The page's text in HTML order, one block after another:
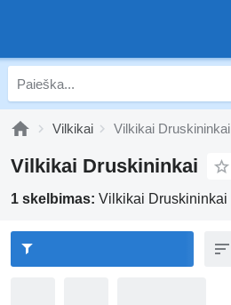
Vilkikai Vilkikai Druskininkai
Vilkikai Druskininkai
1 skelbimas: Vilkikai Druskininkai